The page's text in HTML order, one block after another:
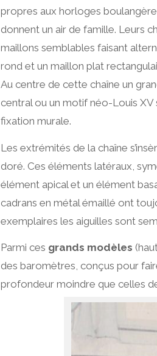
propres aux horloges
donnent un air de famille. Leurs
maillons semblables faisant
rond et un maillon plat
Au centre de cette chaîne un
central ou un motif néo-Louis XV
fixation murale.
Les extrémités de la chaîne
doré. Ces éléments latéraux,
élément apical et un élément
cadrans en métal émaillé ont
exemplaires les aiguilles sont
Parmi ces grands modèles
des baromètres, conçus pour
profondeur moindre que celles